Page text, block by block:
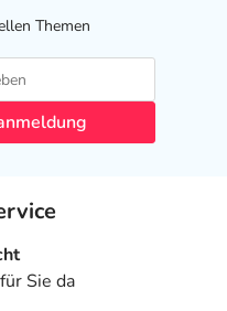
Themen
Sie da